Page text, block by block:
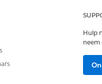
bij te houden en
Hulp